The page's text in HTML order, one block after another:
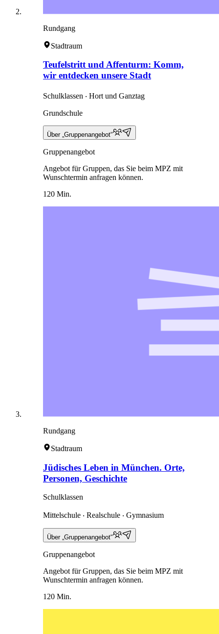
Rundgang
Stadtraum
Teufelstritt und Affenturm: Komm,
wir entdecken unsere Stadt
Schulklassen ‧ Hort und Ganztag
Grundschule
Über „Gruppenangebot“
Gruppenangebot
Angebot für Gruppen, das Sie beim MPZ mit
Wunschtermin anfragen können.
120 Min.
Rundgang
Stadtraum
Jüdisches Leben in München. Orte,
Personen, Geschichte
Schulklassen
Mittelschule ‧ Realschule ‧ Gymnasium
Über „Gruppenangebot“
Gruppenangebot
Angebot für Gruppen, das Sie beim MPZ mit
Wunschtermin anfragen können.
120 Min.